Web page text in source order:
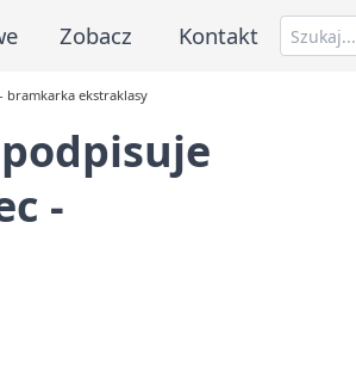
Zobacz Kontakt
bramkarka ekstraklasy
-